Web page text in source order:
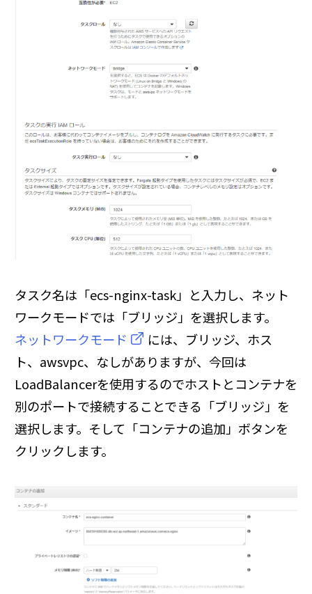
タスク名は「ecs-nginx-task」と入力し、ネット
ワークモードでは「ブリッジ」を選択します。
ネットワークモード
には、ブリッジ、ホス
ト、awsvpc、なしがありますが、今回は
LoadBalancerを使用するのでホストとコンテナを
別のポートで接続することできる「ブリッジ」を
選択します。そして「コンテナの追加」ボタンを
クリックします。